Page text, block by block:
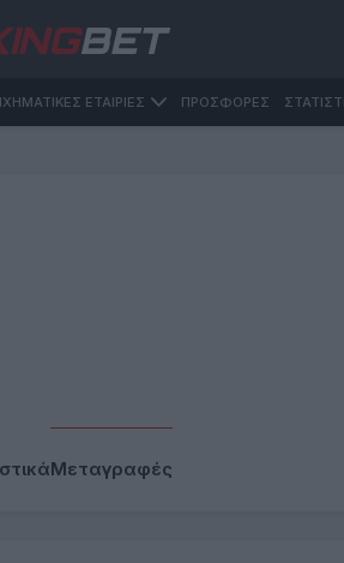
ΕΤΑΙΡΙΕΣ ΠΡΟΣΦΟΡΕΣ
Μεταγραφές